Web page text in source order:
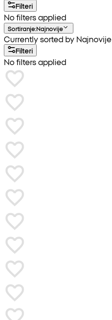
Filteri
No filters applied
Sortiranje:Najnovije
Currently sorted by Najnovije
Filteri
No filters applied